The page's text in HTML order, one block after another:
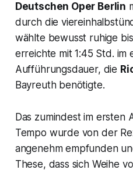
Deutschen Oper Berlin
durch die
wählte bewusst ruhige
erreichte mit 1:45 Std.
Aufführungsdauer, die
Bayreuth benötigte.
Das zumindest im ersten
Tempo wurde von der
angenehm empfunden
These, dass sich Weihe